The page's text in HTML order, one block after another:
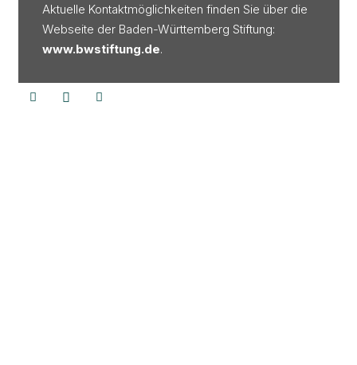
Aktuelle Kontaktmöglichkeiten finden Sie über die
Webseite der Baden-Württemberg Stiftung:
www.bwstiftung.de.